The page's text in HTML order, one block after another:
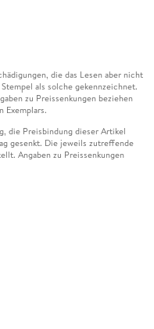
die das Lesen aber nicht
als solche gekennzeichnet.
zu Preissenkungen beziehen
Exemplars.
die Preisbindung dieser Artikel
gesenkt. Die jeweils zutreffende
Angaben zu Preissenkungen